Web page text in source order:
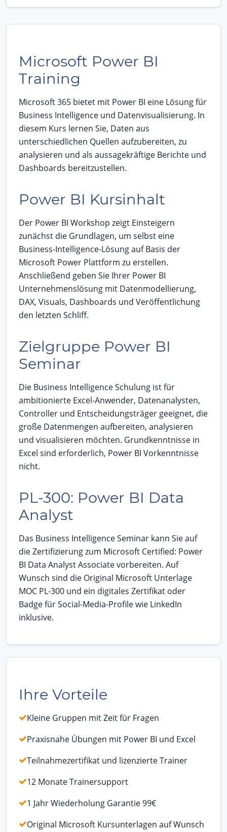
Microsoft Power BI
Training
Microsoft 365 bietet mit Power BI eine Lösung für
Business Intelligence und Datenvisualisierung. In
diesem Kurs lernen Sie, Daten aus
unterschiedlichen Quellen aufzubereiten, zu
analysieren und als aussagekräftige Berichte und
Dashboards bereitzustellen.
Power BI Kursinhalt
Der Power BI Workshop zeigt Einsteigern
zunächst die Grundlagen, um selbst eine
Business-Intelligence-Lösung auf Basis der
Microsoft Power Plattform zu erstellen.
Anschließend geben Sie Ihrer Power BI
Unternehmenslösung mit Datenmodellierung,
DAX, Visuals, Dashboards und Veröffentlichung
den letzten Schliff.
Zielgruppe Power BI
Seminar
Die Business Intelligence Schulung ist für
ambitionierte Excel-Anwender, Datenanalysten,
Controller und Entscheidungsträger geeignet, die
große Datenmengen aufbereiten, analysieren
und visualisieren möchten. Grundkenntnisse in
Excel sind erforderlich, Power BI Vorkenntnisse
nicht.
PL-300: Power BI Data
Analyst
Das Business Intelligence Seminar kann Sie auf
die Zertifizierung zum Microsoft Certified: Power
BI Data Analyst Associate vorbereiten. Auf
Wunsch sind die Original Microsoft Unterlage
MOC PL-300 und ein digitales Zertifikat oder
Badge für Social-Media-Profile wie LinkedIn
inklusive.
Ihre Vorteile
Kleine Gruppen mit Zeit für Fragen
Praxisnahe Übungen mit Power BI und Excel
Teilnahmezertifikat und lizenzierte Trainer
12 Monate Trainersupport
1 Jahr Wiederholung Garantie 99€
Original Microsoft Kursunterlagen auf Wunsch